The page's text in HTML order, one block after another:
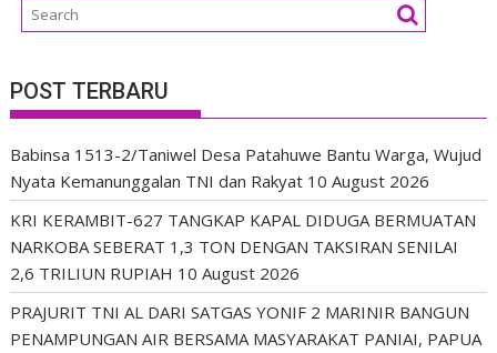
POST TERBARU
Babinsa 1513-2/Taniwel Desa Patahuwe Bantu Warga, Wujud
Nyata Kemanunggalan TNI dan Rakyat 10 August 2026
KRI KERAMBIT-627 TANGKAP KAPAL DIDUGA BERMUATAN
NARKOBA SEBERAT 1,3 TON DENGAN TAKSIRAN SENILAI
2,6 TRILIUN RUPIAH 10 August 2026
PRAJURIT TNI AL DARI SATGAS YONIF 2 MARINIR BANGUN
PENAMPUNGAN AIR BERSAMA MASYARAKAT PANIAI, PAPUA